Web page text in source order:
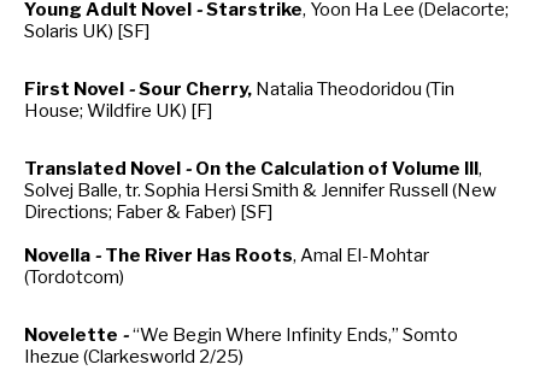
BD
LIVRE FILM
Young Adult Novel -Starstrike, Yoon Ha Lee (Delacorte;
Solaris UK) [SF]
First Novel -Sour Cherry, Natalia Theodoridou (Tin
House; Wildfire UK) [F]
Translated Novel - On the Calculation of Volume III,
Solvej Balle, tr. Sophia Hersi Smith & Jennifer Russell (New
Directions; Faber & Faber) [SF]
Novella - The River Has Roots, Amal El-Mohtar
(Tordotcom)
Novelette -“We Begin Where Infinity Ends,” Somto
Ihezue (Clarkesworld 2/25)